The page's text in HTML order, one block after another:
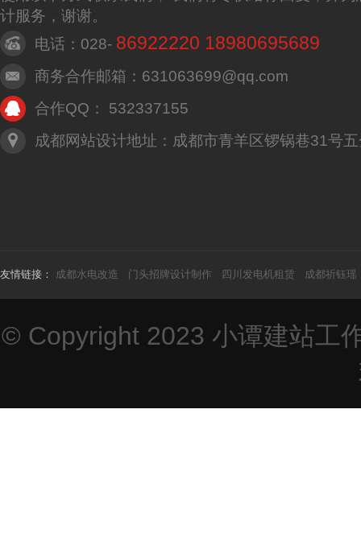
计服务，谢谢。
电话：028- 86922220 18980695689
商务合作邮箱：631063699@qq.com
合作QQ： 532337155
成都网站设计地址：成都市青羊区锣锅巷31号
友情链接： 成都水电改造 门头招牌设计制作 四川发电机租赁 成都祈钰瑶
© Copyright 2023 小谭建站工